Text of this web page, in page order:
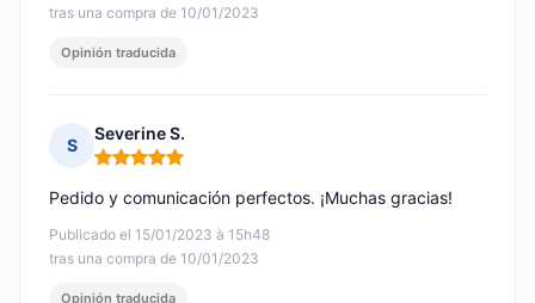
tras una compra de 10/01/2023
Opinión traducida
S
Severine S.
Nota: 5 de 5
Publicado el 15/01/2023 à 15h48
tras una compra de 10/01/2023
Pedido y comunicación perfectos. ¡Muchas gracias!
Opinión traducida